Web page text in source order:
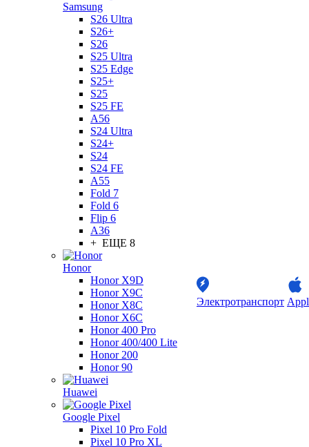
Samsung
S26 Ultra
S26+
S26
S25 Ultra
S25 Edge
S25+
S25
S25 FE
A56
S24 Ultra
S24+
S24
S24 FE
A55
Fold 7
Fold 6
Flip 6
A36
+ ЕЩЕ 8
Honor
Honor X9D
Honor X9C
Honor X8C
Honor X6C
Honor 400 Pro
Honor 400/400 Lite
Honor 200
Honor 90
Huawei
Google Pixel
Pixel 10 Pro Fold
Pixel 10 Pro XL
Электротранспорт